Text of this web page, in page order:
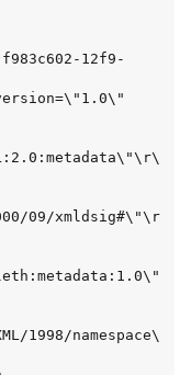
09/xmldsig#\"\r
1998/namespace\